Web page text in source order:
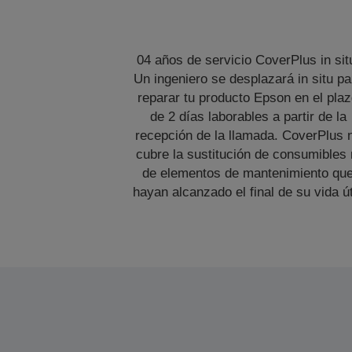
04 años de servicio CoverPlus in
Un ingeniero se desplazará in situ
reparar tu producto Epson en el
de 2 días laborables a partir de la
recepción de la llamada. CoverPlus
cubre la sustitución de consumibles
de elementos de mantenimiento
hayan alcanzado el final de su vida